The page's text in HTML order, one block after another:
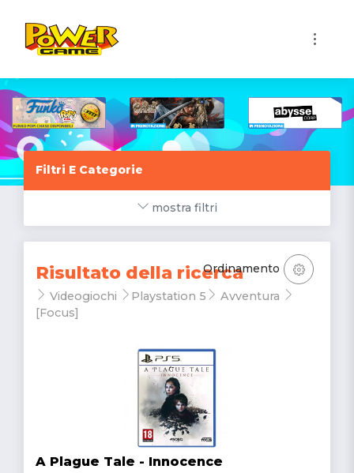
Filtri E Categorie
mostra filtri
Risultato della ricerca
Videogiochi Playstation 5
Avventura
[Focus]
Ordinamento
A Plague Tale - Innocence